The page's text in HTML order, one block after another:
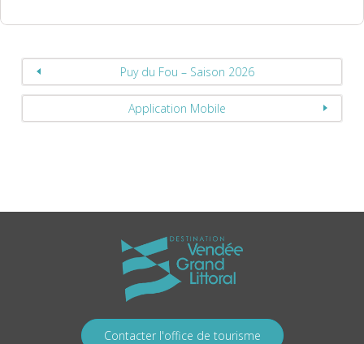
Puy du Fou – Saison 2026
Application Mobile
Contacter l'office de tourisme